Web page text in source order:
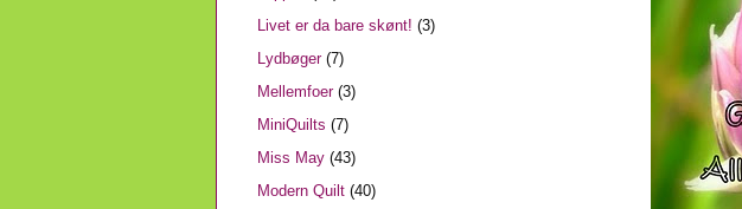
Livet er da bare skønt! (3)
Lydbøger (7)
Mellemfoer (3)
MiniQuilts (7)
Miss May (43)
Modern Quilt (40)